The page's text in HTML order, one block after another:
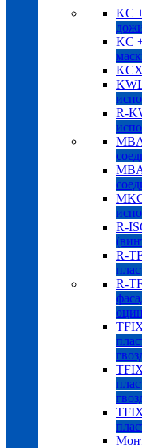
KC
KC
KCX
R-
R-
R-
R-